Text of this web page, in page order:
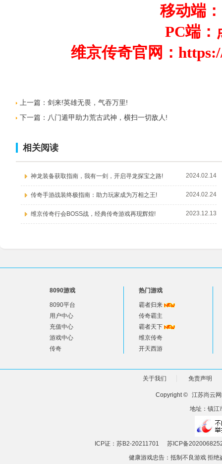
移动端
PC端：
维京传奇官网：
上一篇： 剑来!英雄无畏，气吞万里!
下一篇： 八门遁甲助力荒古武神，横扫一切敌人!
相关阅读
神龙装备获取指南，我有一剑，开启寻龙探宝之路! 2024.02.14
传奇手游战装终极指南：助力玩家成为万相之王! 2024.02.24
维京传奇行会BOSS战，经典传奇游戏再现辉煌! 2023.12.13
8090游戏
8090平台
用户中心
充值中心
游戏中心
传奇
热门游戏
霸者归来
传奇霸主
霸者天下
维京传奇
开天西游
关于我们 免责声明
Copyright © 江苏尚云
地址：镇江
ICP证：苏B2-20211701
苏ICP备
健康游戏忠告：抵制不良游戏 拒